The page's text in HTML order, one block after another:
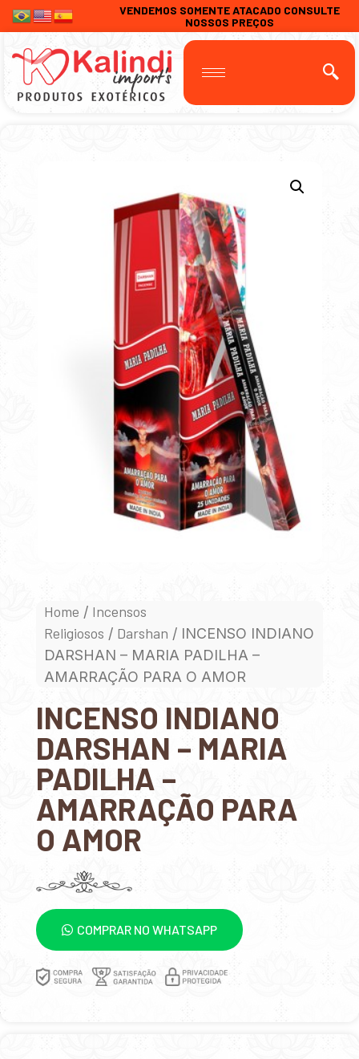
VENDEMOS SOMENTE ATACADO CONSULTE
NOSSOS PREÇOS
Home / Incensos
Religiosos / Darshan / INCENSO INDIANO
DARSHAN – MARIA PADILHA –
AMARRAÇÃO PARA O AMOR
INCENSO INDIANO
DARSHAN – MARIA
PADILHA –
AMARRAÇÃO PARA
O AMOR
COMPRAR NO WHATSAPP